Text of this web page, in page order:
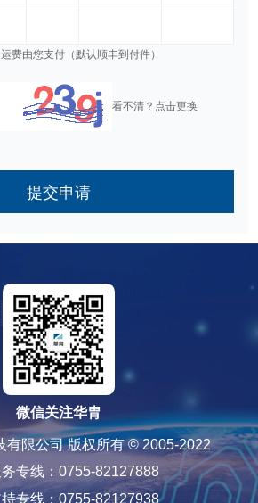
费由您支付（默认顺丰到付件）
看不清？点击更换
提交申请
微信关注华胄
有限公司 版权所有 © 2005-2022
专线：0755-82127888
专线：0755-82127938